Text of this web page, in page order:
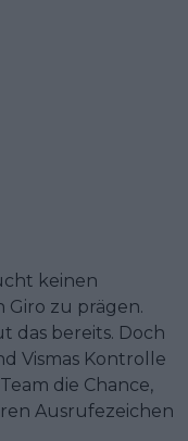
keinen
Giro zu prägen.
das bereits. Doch
Vismas Kontrolle
die Chance,
Ausrufezeichen